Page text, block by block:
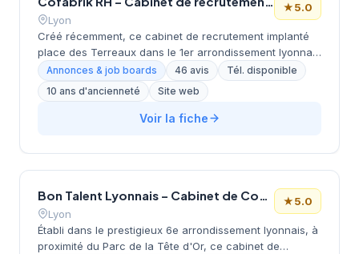
Lyon
★5.0
Créé récemment, ce cabinet de recrutement implanté
place des Terreaux dans le 1er arrondissement lyonnais
développe une approche RH personnalisée. Dirigé par
SPACIL WEIZMANN, COFABRIK RH accompagne les
entreprises dans leurs recrutements depuis son bureau
situé au cœur du quartier des Terreaux. La structure
marché lyonnais.
Annonces & job boards 46 avis
Tél. disponible
10 ans d'ancienneté
Site web
Voir la fiche
Bon Talent Lyonnais – Cabinet de Conseil en Recrutement Spécialisé
Lyon
★5.0
Établi dans le prestigieux 6e arrondissement lyonnais, à
proximité du Parc de la Tête d'Or, ce cabinet de